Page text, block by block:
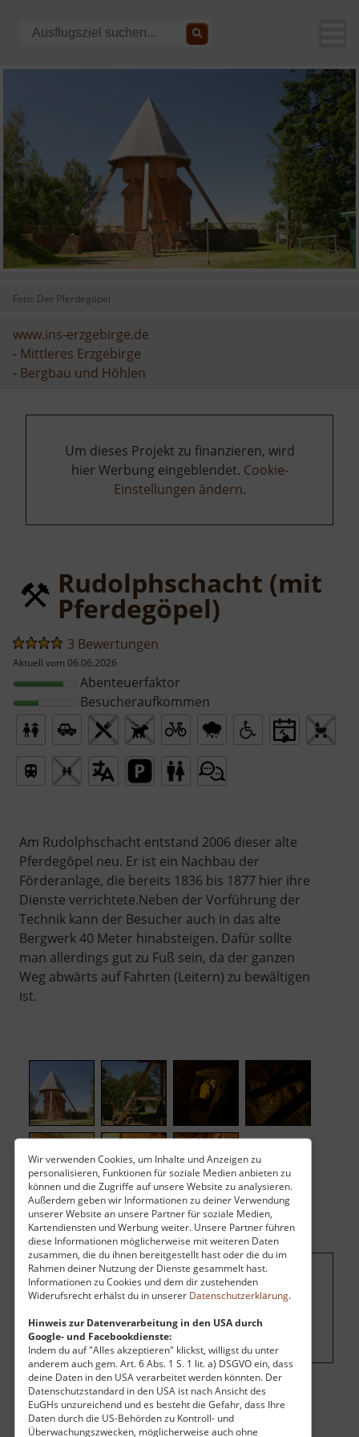
Wir verwenden Cookies, um Inhalte und Anzeigen zu
personalisieren, Funktionen für soziale Medien anbieten zu
können und die Zugriffe auf unsere Website zu analysieren.
Außerdem geben wir Informationen zu deiner Verwendung
unserer Website an unsere Partner für soziale Medien,
Kartendiensten und Werbung weiter. Unsere Partner führen
diese Informationen möglicherweise mit weiteren Daten
zusammen, die du ihnen bereitgestellt hast oder die du im
Rahmen deiner Nutzung der Dienste gesammelt hast.
Informationen zu Cookies und dem dir zustehenden
Widerufsrecht erhälst du in unserer Datenschutzerklärung.
Hinweis zur Datenverarbeitung in den USA durch
Google- und Facebookdienste:
Indem du auf "Alles akzeptieren" klickst, willigst du unter
anderem auch gem. Art. 6 Abs. 1 S. 1 lit. a) DSGVO ein, dass
deine Daten in den USA verarbeitet werden könnten. Der
Datenschutzstandard in den USA ist nach Ansicht des
EuGHs unzureichend und es besteht die Gefahr, dass Ihre
Daten durch die US-Behörden zu Kontroll- und
Überwachungszwecken, möglicherweise auch ohne
Foto: Der Pferdegöpel
www.ins-erzgebirge.de
- Mittleres Erzgebirge
- Bergbau und Höhlen
Um dieses Projekt zu finanzieren, wird
hier Werbung eingeblendet. Cookie-
Einstellungen ändern.
Rudolphschacht (mit
Pferdegöpel)
3 Bewertungen
Aktuell vom 06.06.2026
Abenteuerfaktor
Besucheraufkommen
Am Rudolphschacht entstand 2006 dieser alte
Pferdegöpel neu. Er ist ein Nachbau der
Förderanlage, die bereits 1836 bis 1877 hier ihre
Dienste verrichtete.Neben der Vorführung der
Technik kann der Besucher auch in das alte
Bergwerk 40 Meter hinabsteigen. Dafür sollte
man allerdings gut zu Fuß sein, da der ganzen
Weg abwärts auf Fahrten (Leitern) zu bewältigen
ist.
Um dieses Projekt zu finanzieren, wird
Einstellungen ändern.
Eintritt
Vollzahler:
5,50 €